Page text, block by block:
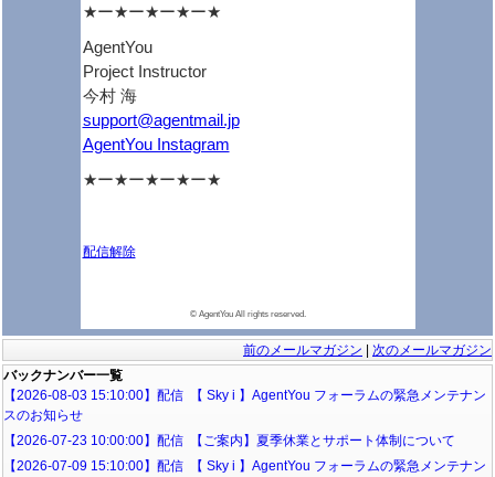
★ー★ー★ー★ー★
AgentYou
Project Instructor
今村 海
support@agentmail.jp
AgentYou Instagram
★ー★ー★ー★ー★
配信解除
©️ AgentYou All rights reserved.
前のメールマガジン
次のメールマガジン
バックナンバー一覧
【2026-08-03 15:10:00】配信 【 Sky i 】AgentYou フォーラムの緊急メンテナン
スのお知らせ
【2026-07-23 10:00:00】配信 【ご案内】夏季休業とサポート体制について
【2026-07-09 15:10:00】配信 【 Sky i 】AgentYou フォーラムの緊急メンテナン